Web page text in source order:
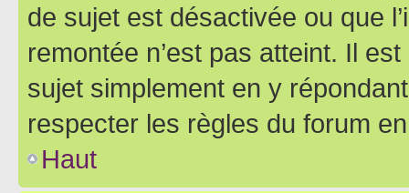
de sujet est désactivée ou que
remontée n’est pas atteint. Il
sujet simplement en y
respecter les règles du forum
Haut